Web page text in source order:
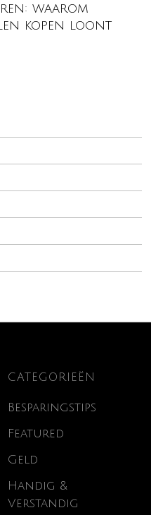
waarom
kopen loont
CATEGORIEËN
Besparingstips
Featured
Geld
Handig &
Verstandig